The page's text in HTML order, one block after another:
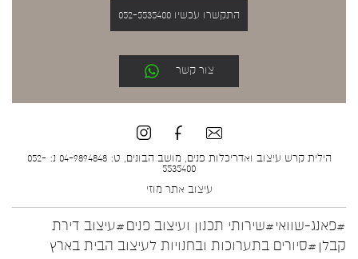
התקשרו עכשיו 052-5535400
צור קשר
הילית קרש עיצוב ואדריכלות פנים, מושב הבונים, ט: 04-9894848 נ: 052-
5535400
עיצוב אתר מוזי
#פאנג-שוואי#שירותי תכנון ועיצוב פנים#עיצוב דירת
קבלן #סיורים בתערוכות ובחנויות לעיצוב הבית בארץ